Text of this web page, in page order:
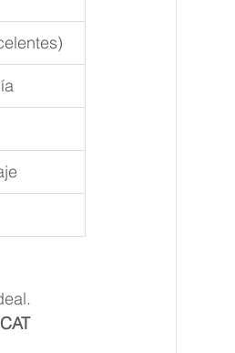
CAT